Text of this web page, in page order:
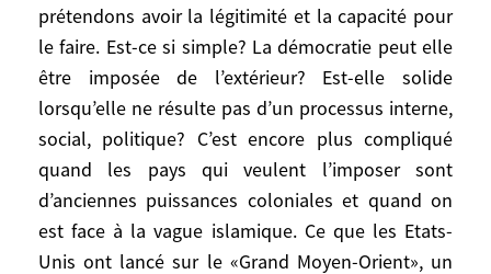
prétendons avoir la légitimité et la capacité pour
le faire. Est-ce si simple? La démocratie peut elle
être imposée de l’extérieur? Est-elle solide
lorsqu’elle ne résulte pas d’un processus interne,
social, politique? C’est encore plus compliqué
quand les pays qui veulent l’imposer sont
d’anciennes puissances coloniales et quand on
est face à la vague islamique. Ce que les Etats-
Unis ont lancé sur le «Grand Moyen-Orient», un
partenaire une Europe qui pense géo-
politiquement par elle-même, comme c’est
le cas – un peu – sur l’écologie.
Que faire avec la Chine? Que faire avec la
Russie? Que faire sur la question
énergétique qui va être l’objet d’une
compétition de plus en plus féroce? Avons
nous l’ambition d’être un partenaire pour
les Etats-Unis? Il y a mille sujets!